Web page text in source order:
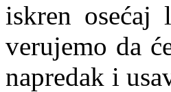
iskren
verujemo da
napredak i